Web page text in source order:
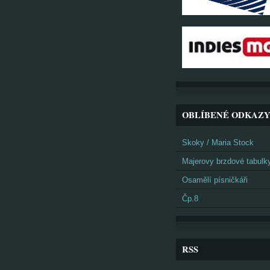
OBLÍBENÉ ODKAZY
Skoky / Maria Stock
Majerovy brzdové
Osamělí písničkáři
Čp.8
RSS